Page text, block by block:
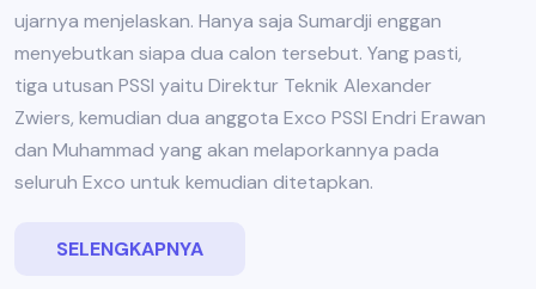
ujarnya menjelaskan. Hanya saja Sumardji enggan
menyebutkan siapa dua calon tersebut. Yang pasti,
tiga utusan PSSI yaitu Direktur Teknik Alexander
Zwiers, kemudian dua anggota Exco PSSI Endri Erawan
dan Muhammad yang akan melaporkannya pada
seluruh Exco untuk kemudian ditetapkan.
SELENGKAPNYA